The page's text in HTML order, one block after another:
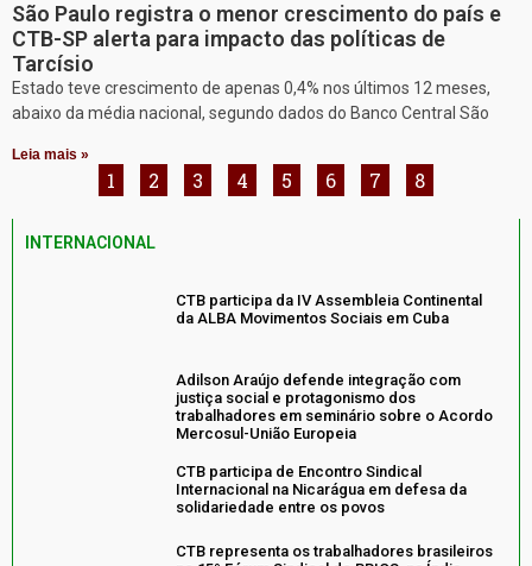
São Paulo registra o menor crescimento do país e
CTB-SP alerta para impacto das políticas de
Tarcísio
Estado teve crescimento de apenas 0,4% nos últimos 12 meses,
abaixo da média nacional, segundo dados do Banco Central São
Leia mais »
1 2 3 4 5 6 7 8
INTERNACIONAL
CTB participa da IV Assembleia Continental
da ALBA Movimentos Sociais em Cuba
Adilson Araújo defende integração com
justiça social e protagonismo dos
trabalhadores em seminário sobre o Acordo
Mercosul-União Europeia
CTB participa de Encontro Sindical
Internacional na Nicarágua em defesa da
solidariedade entre os povos
CTB representa os trabalhadores brasileiros